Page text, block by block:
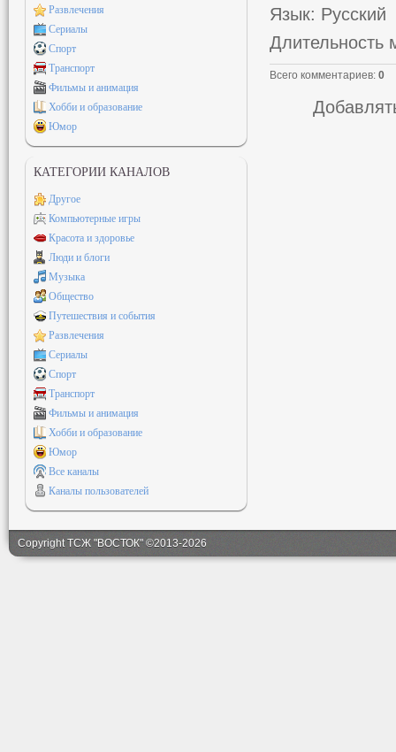
Язык: Русский
Длительность
Всего комментариев: 0
Развлечения
Сериалы
Спорт
Транспорт
Фильмы и анимация
Хобби и образование
Юмор
КАТЕГОРИИ КАНАЛОВ
Другое
Компьютерные игры
Красота и здоровье
Люди и блоги
Музыка
Общество
Путешествия и события
Развлечения
Сериалы
Спорт
Транспорт
Фильмы и анимация
Хобби и образование
Юмор
Все каналы
Каналы пользователей
Copyright ТСЖ "ВОСТОК" ©2013-2026